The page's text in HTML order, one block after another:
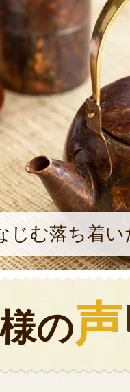
じむ落ち着
の声